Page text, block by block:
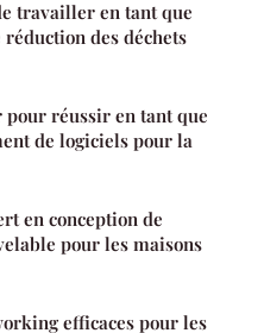
travailler en tant que
des déchets
réussir en tant que
de logiciels pour la
en conception de
pour les maisons
efficaces pour les